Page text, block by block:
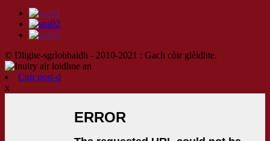
© Dlighe-sgrìobhaidh - 2010-2021 : Gach còir glèidhte.
Cuir post-d
x